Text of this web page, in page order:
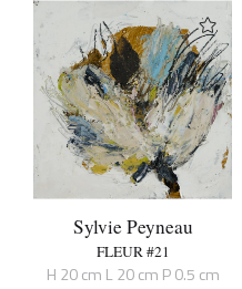
Sylvie Peyneau
FLEUR #21
H 20 cm L 20 cm P 0.5 cm